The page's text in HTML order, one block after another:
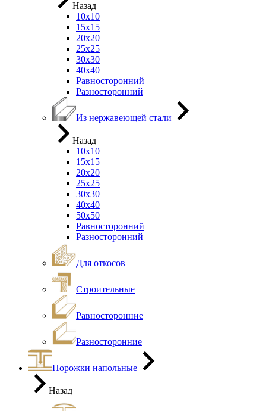
Назад
10х10
15х15
20х20
25х25
30х30
40х40
Равносторонний
Разносторонний
Из нержавеющей стали
Назад
10х10
15х15
20х20
25х25
30х30
40х40
50х50
Равносторонний
Разносторонний
Для откосов
Строительные
Равносторонние
Разносторонние
Порожки напольные
Назад